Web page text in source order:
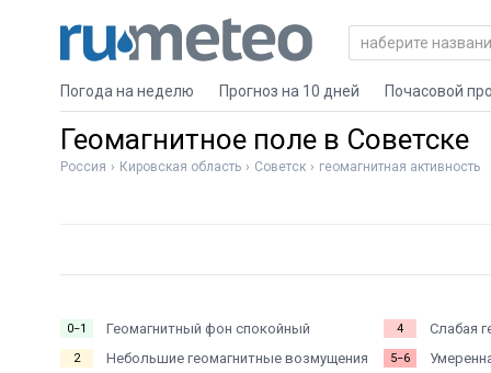
Погода на неделю Прогноз на 10 дней Почасовой
Геомагнитное поле в Советске
Россия Кировская область Советск геомагнитная активность
0−1 Геомагнитный фон спокойный
2 Небольшие геомагнитные возмущения
4 Слабая
5−6